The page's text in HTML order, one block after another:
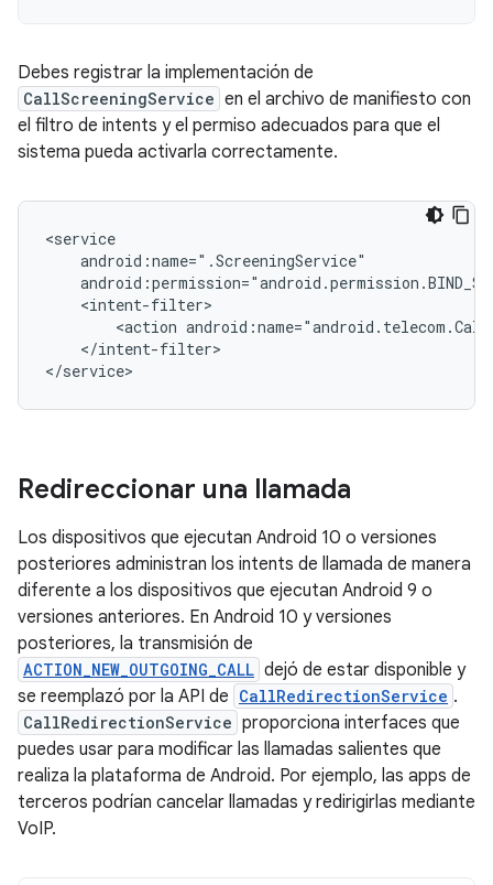
Debes registrar la implementación de
CallScreeningService en el archivo de manifiesto con
el filtro de intents y el permiso adecuados para que el
sistema pueda activarla correctamente.
<action
</intent-filter>
Redireccionar una llamada
Los dispositivos que ejecutan Android 10 o versiones
posteriores administran los intents de llamada de manera
diferente a los dispositivos que ejecutan Android 9 o
versiones anteriores. En Android 10 y versiones
posteriores, la transmisión de
ACTION_NEW_OUTGOING_CALL dejó de estar disponible y
se reemplazó por la API de CallRedirectionService .
CallRedirectionService proporciona interfaces que
puedes usar para modificar las llamadas salientes que
realiza la plataforma de Android. Por ejemplo, las apps de
terceros podrían cancelar llamadas y redirigirlas mediante
VoIP.